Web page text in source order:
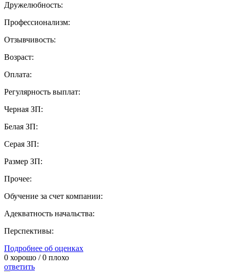
Дружелюбность:
Профессионализм:
Отзывчивость:
Возраст:
Оплата:
Регулярность выплат:
Черная ЗП:
Белая ЗП:
Серая ЗП:
Размер ЗП:
Прочее:
Обучение за счет компании:
Адекватность начальства:
Перспективы:
Подробнее об оценках
0 хорошо /0 плохо
ответить